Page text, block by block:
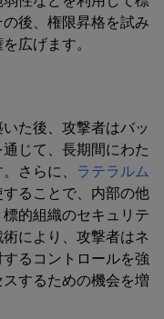
後、権限昇格を試み
広げます。
た後、攻撃者はバッ
じて、長期間にわた
さらに、 ラテラルム
することで、内部の他
的組織のセキュリテ
により、攻撃者はネ
るコントロールを強
するための機会を増